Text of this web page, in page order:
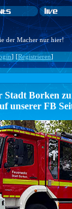
der Macher nur hier!
] [Registrieren]
Stadt Borken
unserer FB